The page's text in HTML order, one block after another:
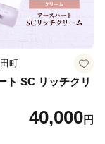
町
ト SC リッチクリ
40,000円